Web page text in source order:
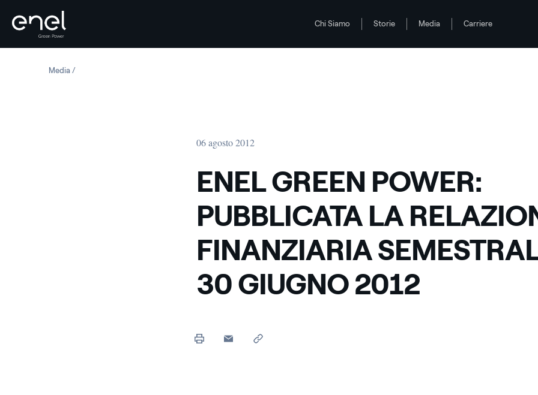
Chi Siamo Storie Media Carriere
MediaENEL GREEN POWER: PUBBLICATA LA RELAZIONE FINANZIARIA SEMESTRALE AL 30 GIUGNO 2012
06 agosto 2012
ENEL GREEN POWER:
PUBBLICATA LA
FINANZIARIA
30 GIUGNO 2012